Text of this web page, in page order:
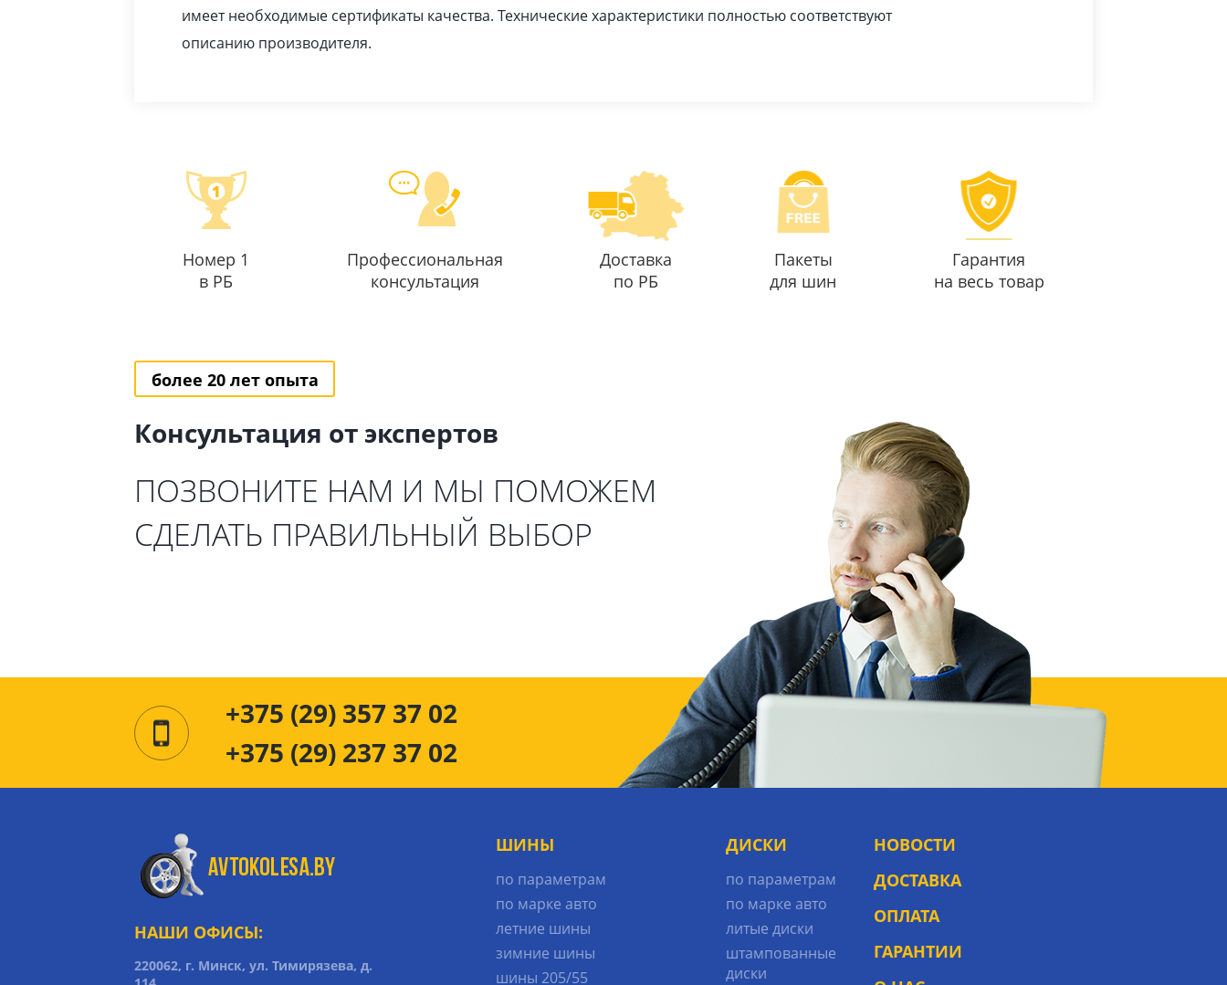
имеет необходимые сертификаты качества. Технические характеристики полностью соответствуют
описанию производителя.
Номер 1
в РБ
Профессиональная
консультация
Доставка
по РБ
Пакеты
для шин
Гарантия
на весь товар
более 20 лет опыта
Консультация от экспертов
ПОЗВОНИТЕ НАМ И МЫ ПОМОЖЕМ
СДЕЛАТЬ ПРАВИЛЬНЫЙ ВЫБОР
+375 (29) 357 37 02
+375 (29) 237 37 02
НАШИ ОФИСЫ:
220062, г. Минск, ул. Тимирязева, д.
ШИНЫ
по параметрам
по марке авто
летние шины
зимние шины
шины 205/55
ДИСКИ
по параметрам
по марке авто
литые диски
штампованные
диски
НОВОСТИ
ДОСТАВКА
ОПЛАТА
ГАРАНТИИ